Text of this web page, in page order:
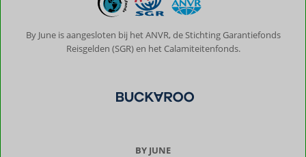
By June is aangesloten bij het ANVR, de Stichting Garantiefonds
Reisgelden (SGR) en het Calamiteitenfonds.
BY JUNE